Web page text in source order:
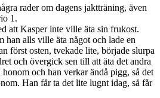
rader om dagens jaktträning, även
1.
att Kasper inte ville äta sin frukost.
han alls ville äta något och lade en
först osten, tvekade lite, började slurpa
och övergick sen till att äta det andra
och han verkar ändå pigg, så det
Han får ta det lite lugnt idag, så får